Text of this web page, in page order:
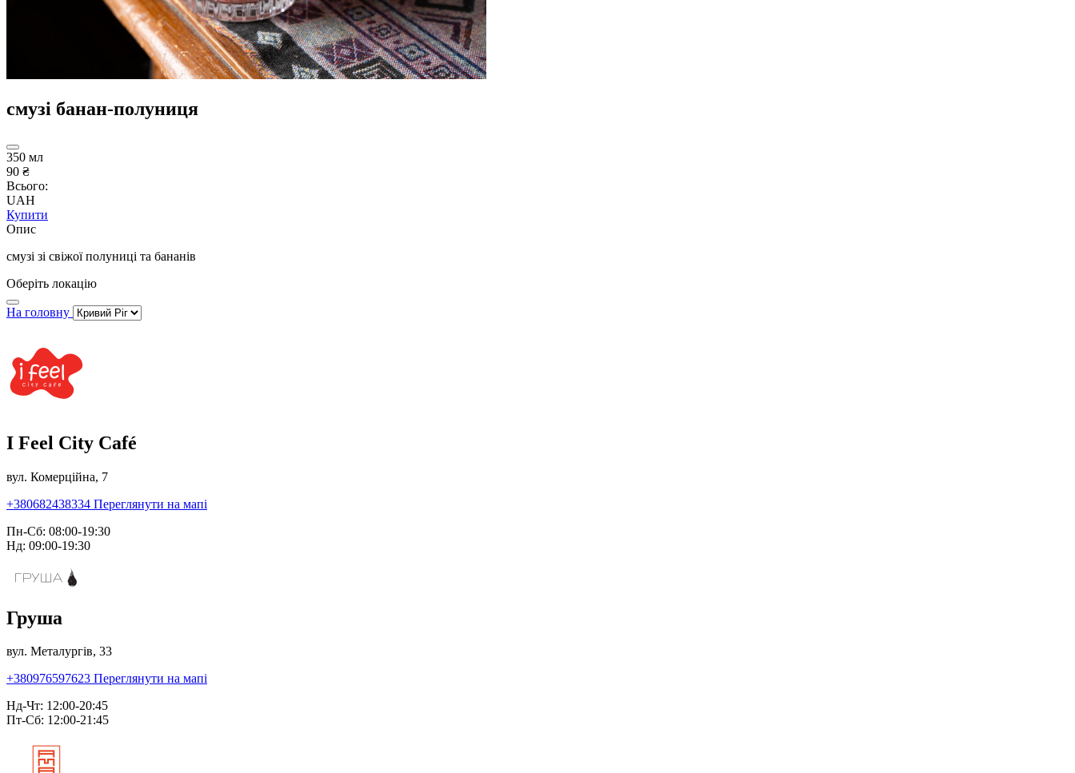
смузі банан-полуниця
350 мл
90 ₴
Всього:
UAH
Купити
Опис
смузі зі свіжої полуниці та бананів
Оберіть локацію
На головну
I Feel City Café
вул. Комерційна, 7
+380682438334 Переглянути на мапі
Пн-Сб: 08:00-19:30
Нд: 09:00-19:30
Груша
вул. Металургів, 33
+380976597623 Переглянути на мапі
Нд-Чт: 12:00-20:45
Пт-Сб: 12:00-21:45